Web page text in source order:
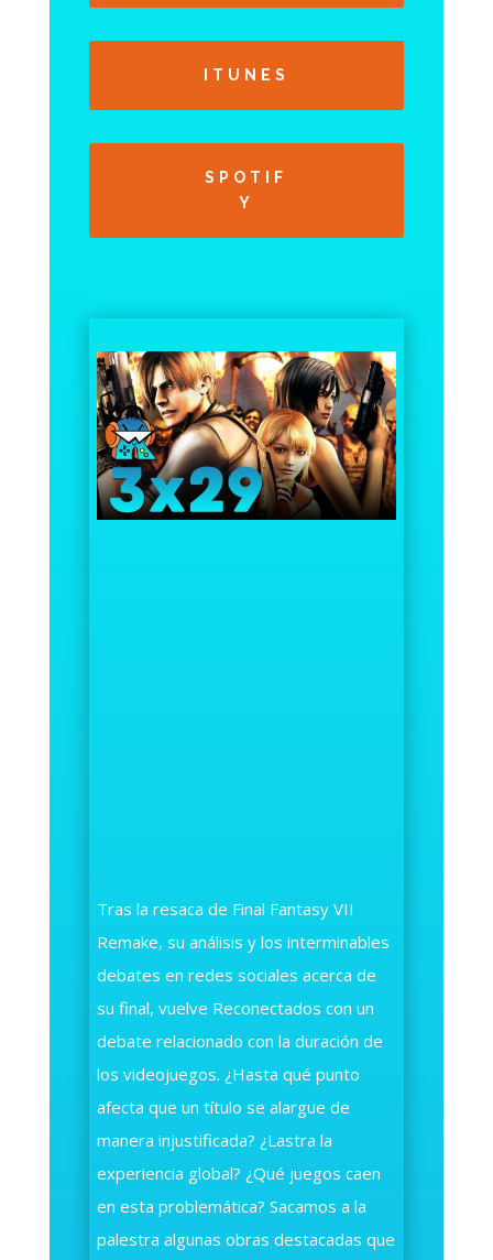
ITUNES
SPOTIF
Y
Tras la resaca de Final Fantasy VII
Remake, su análisis y los interminables
debates en redes sociales acerca de
su final, vuelve Reconectados con un
debate relacionado con la duración de
los videojuegos. ¿Hasta qué punto
afecta que un título se alargue de
manera injustificada? ¿Lastra la
experiencia global? ¿Qué juegos caen
en esta problemática? Sacamos a la
palestra algunas obras destacadas que